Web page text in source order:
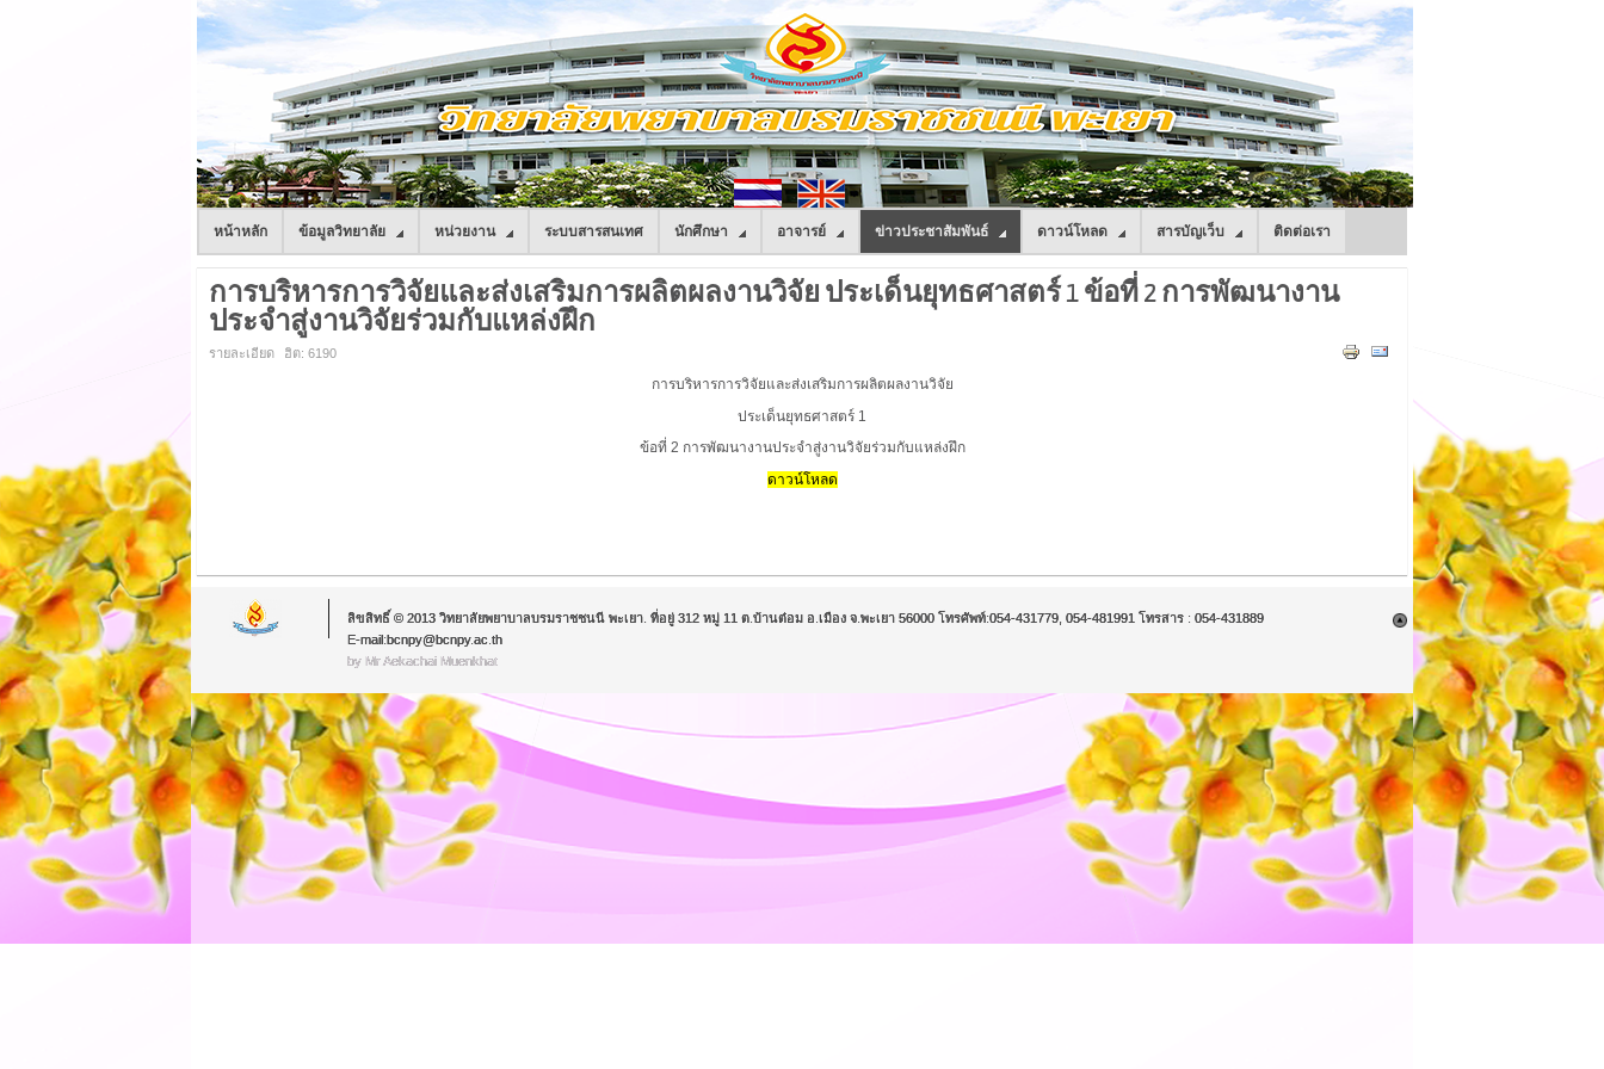
หน้าหลัก ข้อมูลวิทยาลัย หน่วยงาน ระบบสารสนเทศ นักศึกษา อาจารย์ ข่าวประชาสัมพันธ์ ดาวน์โหลด สารบัญเว็บ ติดต่อเรา
การบริหารการวิจัยและส่งเสริมการผลิตผลงานวิจัย ประเด็นยุทธศาสตร์ 1 ข้อที่ 2 การพัฒนางาน
ประจำสู่งานวิจัยร่วมกับแหล่งฝึก
รายละเอียด ฮิต: 6190
การบริหารการวิจัยและส่งเสริมการผลิตผลงานวิจัย
ประเด็นยุทธศาสตร์ 1
ข้อที่ 2 การพัฒนางานประจำสู่งานวิจัยร่วมกับแหล่งฝึก
ดาวน์โหลด
ลิขสิทธิ์ © 2013 วิทยาลัยพยาบาลบรมราชชนนี พะเยา. ที่อยู่ 312 หมู่ 11 ต.บ้านต๋อม อ.เมือง จ.พะเยา 56000 โทรศัพท์:054-431779, 054-481991 โทรสาร : 054-431889
E-mail:bcnpy@bcnpy.ac.th
by Mr.Aekachai Muenkhat